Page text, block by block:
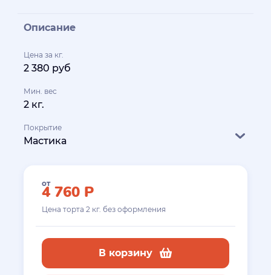
Описание
Цена за кг.
2 380 руб
Мин. вес
2 кг.
Покрытие
Мастика
от
4 760 Р
Цена торта 2 кг. без оформления
В корзину